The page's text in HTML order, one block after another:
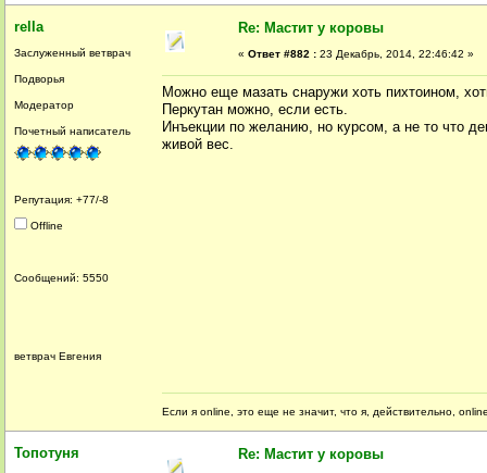
rella
Заслуженный ветврач
Подворья
Модератор
Почетный написатель
Репутация: +77/-8
Offline
Сообщений: 5550
ветврач Евгения
Re: Мастит у коровы
« Ответ #882 : 23 Декабрь, 2014, 22:46:42 »
Можно еще мазать снаружи хоть пихтоином,
Перкутан можно, если есть.
Инъекции по желанию, но курсом, а не то что
живой вес.
Если я online, это еще не значит, что я, действительно,
Топотуня Re: Мастит у коровы